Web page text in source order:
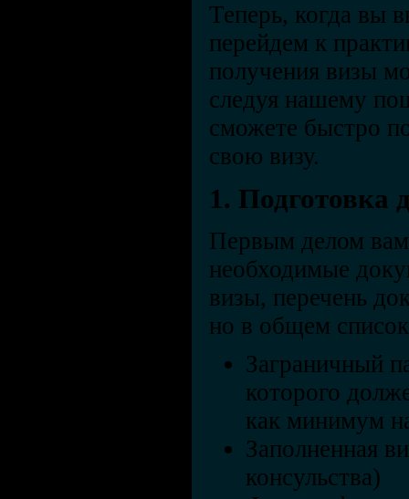
Теперь, когда вы
перейдем к
получения визы
следуя нашему
сможете быстро
свою визу.
1. Подготовка
Первым делом вам
необходимые
визы, перечень
но в общем
Заграничный
которого
как минимум
Заполненная
консульства)